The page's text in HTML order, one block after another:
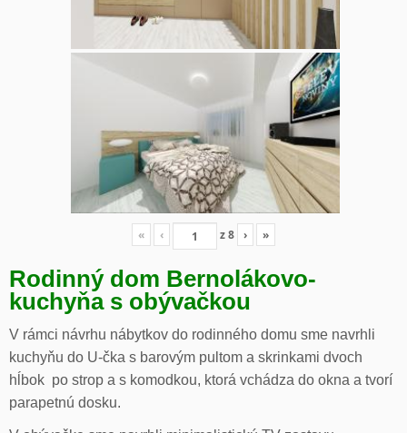
« ‹ z8 › »
Rodinný dom Bernolákovo-
kuchyňa s obývačkou
V rámci návrhu nábytkov do rodinného domu sme navrhli
kuchyňu do U-čka s barovým pultom a skrinkami dvoch
hĺbok po strop a s komodkou, ktorá vchádza do okna a tvorí
parapetnú dosku.